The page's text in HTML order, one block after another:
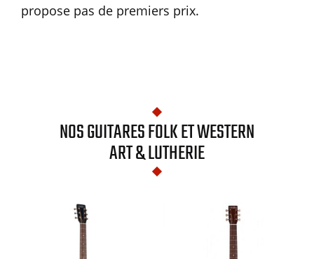
propose pas de premiers prix.
NOS GUITARES FOLK ET WESTERN
ART & LUTHERIE